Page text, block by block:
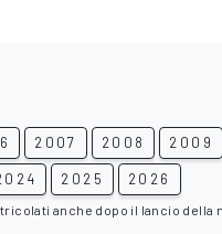
2007 2008 2009
2025 2026
anche dopo il lancio della